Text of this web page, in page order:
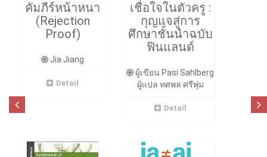
คัมภีร์หน้าหนา
(Rejection
Proof)
Jia Jiang
Detail
เชื่อใจในตัวครู :
กุญแจสู่การ
ศึกษาชั้นนำฉบับ
ฟินแลนด์
ผู้เขียน Pasi Sahlberg
ผู้แปล ทศพล ศรีพุ่ม
Detail